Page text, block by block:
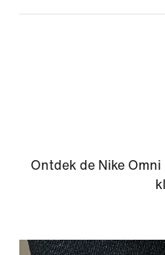
Ontdek de Nike